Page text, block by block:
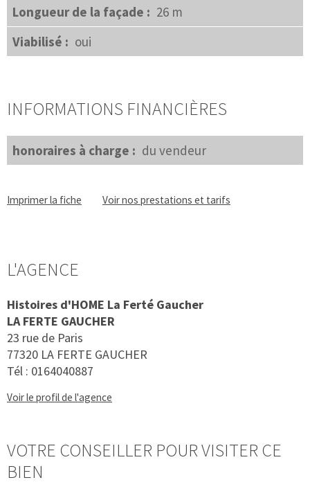
Longueur de la façade : 26 m
Viabilisé : oui
INFORMATIONS FINANCIÈRES
honoraires à charge : du vendeur
Imprimer la fiche Voir nos prestations et tarifs
L'AGENCE
Histoires d'HOME La Ferté Gaucher
LA FERTE GAUCHER
23 rue de Paris
77320 LA FERTE GAUCHER
Tél : 0164040887
Voir le profil de l'agence
VOTRE CONSEILLER POUR VISITER CE
BIEN